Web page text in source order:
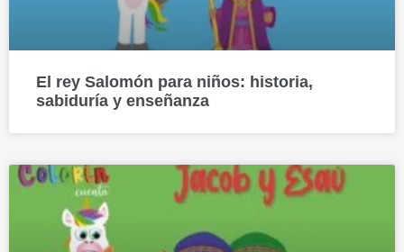
El rey Salomón para niños: historia,
sabiduría y enseñanza